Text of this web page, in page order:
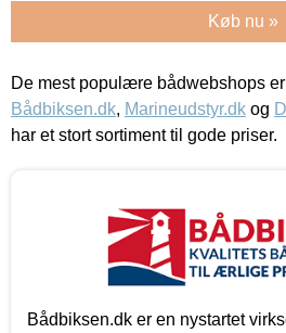
Køb nu »
De mest populære bådwebshops
Bådbiksen.dk, Marineudstyr.dk og
har et stort sortiment til gode priser.
Bådbiksen.dk er en nystartet